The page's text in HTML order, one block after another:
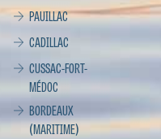
PAUILLAC
CADILLAC
CUSSAC-FORT-
MÉDOC
BORDEAUX
(MARITIME)